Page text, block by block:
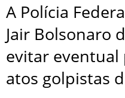
A Polícia
Jair Bolsonaro
evitar eventual
atos golpistas